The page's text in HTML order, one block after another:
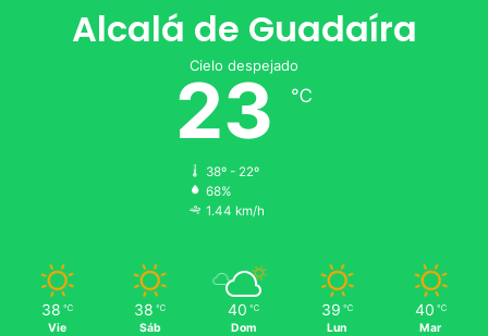
Alcalá de Guadaíra
Cielo despejado
23 ℃
38º - 22º
68%
1.44 km/h
38 ℃
Vie
38 ℃
Sáb
40 ℃
Dom
39 ℃
Lun
40 ℃
Mar